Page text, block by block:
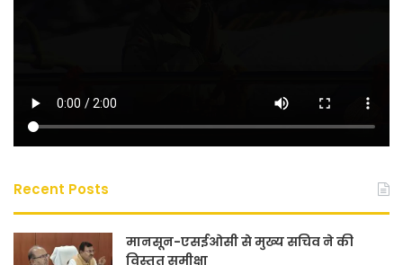
Recent Posts
मानसून-एसईओसी से मुख्य सचिव ने की
विस्तृत समीक्षा